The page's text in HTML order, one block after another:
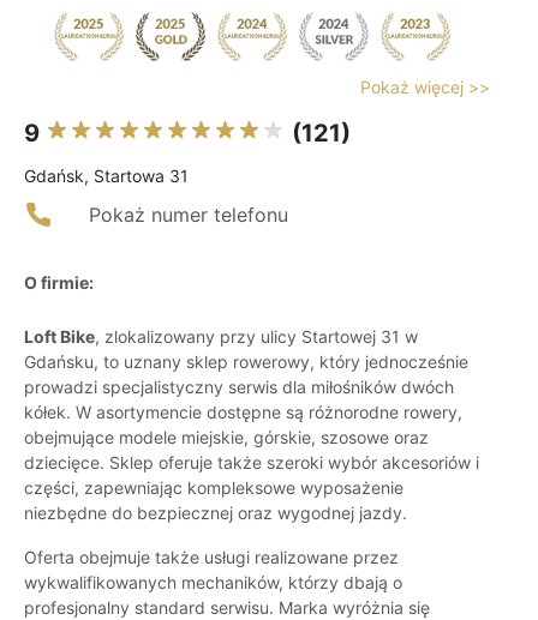
Pokaż więcej >>
9 (121)
Gdańsk, Startowa 31
Pokaż numer telefonu
O firmie:
Loft Bike, zlokalizowany przy ulicy Startowej 31 w
Gdańsku, to uznany sklep rowerowy, który jednocześnie
prowadzi specjalistyczny serwis dla miłośników dwóch
kółek. W asortymencie dostępne są różnorodne rowery,
obejmujące modele miejskie, górskie, szosowe oraz
dziecięce. Sklep oferuje także szeroki wybór akcesoriów i
części, zapewniając kompleksowe wyposażenie
niezbędne do bezpiecznej oraz wygodnej jazdy.
Oferta obejmuje także usługi realizowane przez
wykwalifikowanych mechaników, którzy dbają o
profesjonalny standard serwisu. Marka wyróżnia się